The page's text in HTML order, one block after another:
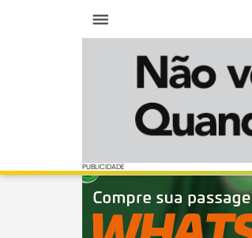
PUBLICIDADE
PUBLICIDADE